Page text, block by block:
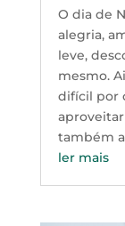
O dia de
alegria,
leve,
mesmo.
difícil por
também
ler mais